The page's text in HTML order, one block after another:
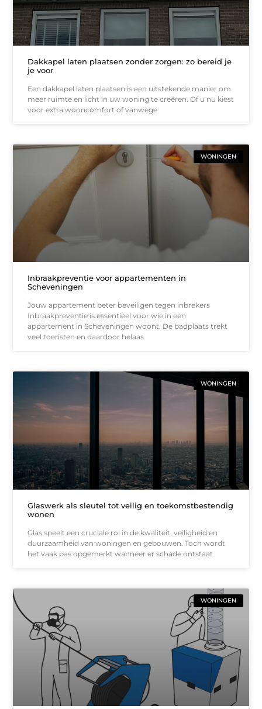
Dakkapel laten plaatsen zonder zorgen: zo bereid je
je voor
Een dakkapel laten plaatsen is een uitstekende manier om
meer ruimte en licht in uw woning te creëren. Of u nu kiest
voor extra wooncomfort of vanwege
WONINGEN
Inbraakpreventie voor appartementen in
Scheveningen
Jouw appartement beter beveiligen tegen inbrekers
Inbraakpreventie is essentieel voor wie in een
appartement in Scheveningen woont. De badplaats trekt
veel toeristen en daardoor helaas
WONINGEN
Glaswerk als sleutel tot veilig en toekomstbestendig
wonen
Glas speelt een cruciale rol in de kwaliteit, veiligheid en
duurzaamheid van woningen en gebouwen. Toch wordt
het vaak pas opgemerkt wanneer er schade ontstaat
WONINGEN